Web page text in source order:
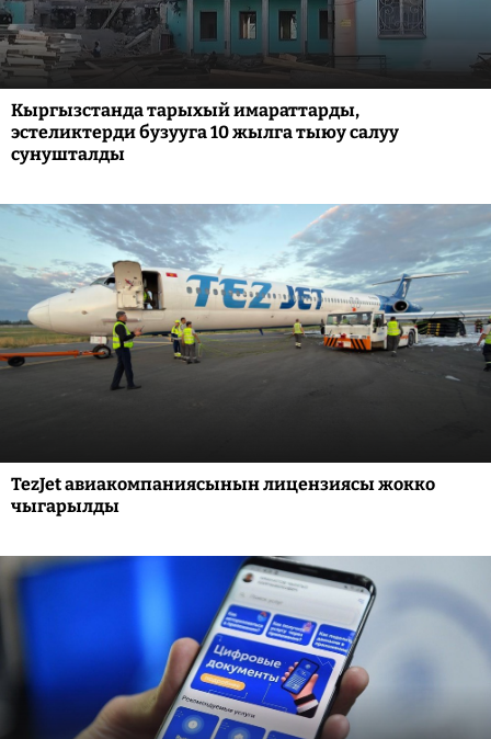
Кыргызстанда тарыхый имараттарды,
эстеликтерди бузууга 10 жылга тыюу салуу
сунушталды
TezJet авиакомпаниясынын лицензиясы жокко
чыгарылды